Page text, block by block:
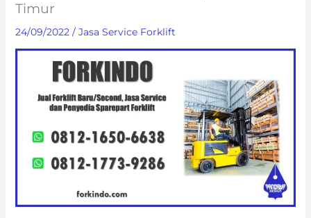
Timur
24/09/2022 / Jasa Service Forklift